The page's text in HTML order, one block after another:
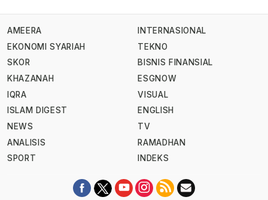
AMEERA
EKONOMI SYARIAH
SKOR
KHAZANAH
IQRA
ISLAM DIGEST
NEWS
ANALISIS
SPORT
INTERNASIONAL
TEKNO
BISNIS FINANSIAL
ESGNOW
VISUAL
ENGLISH
TV
RAMADHAN
INDEKS